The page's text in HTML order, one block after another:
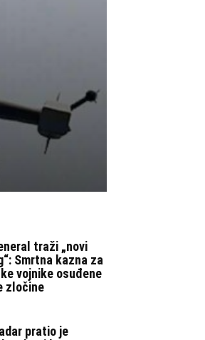
traži „novi
Smrtna kazna za
vojnike osuđene
zločine
pratio je